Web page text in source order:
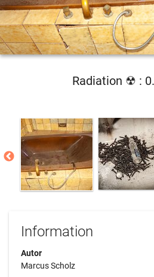
Radiation ☢ :
Information
Autor
Marcus Scholz